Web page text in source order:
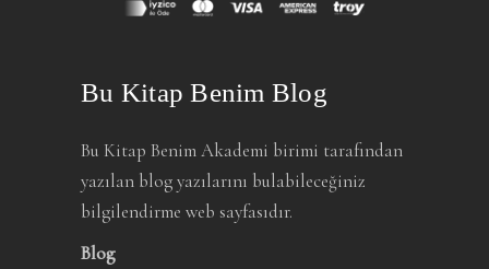
Bu Kitap Benim Blog
Bu Kitap Benim Akademi birimi tarafından
yazılan blog yazılarını bulabileceğiniz
bilgilendirme web sayfasıdır.
Blog